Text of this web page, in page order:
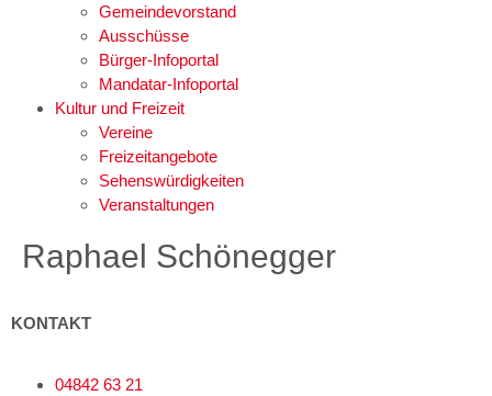
Gemeindevorstand
Ausschüsse
Bürger-Infoportal
Mandatar-Infoportal
Kultur und Freizeit
Vereine
Freizeitangebote
Sehenswürdigkeiten
Veranstaltungen
Raphael Schönegger
KONTAKT
04842 63 21